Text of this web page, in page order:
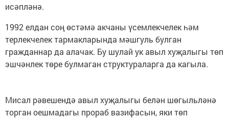
исәпләнә.
1992 елдан соң өстәмә акчаны үсемлекчелек һәм
терлекчелек тармакларында мәшгуль булган
гражданнар да алачак. Бу шулай ук авыл хуҗалыгы төп
эшчәнлек төре булмаган структураларга да кагыла.
Мисал рәвешендә авыл хуҗалыгы белән шөгыльләнә
торган оешмадагы прораб вазифасын, яки төп